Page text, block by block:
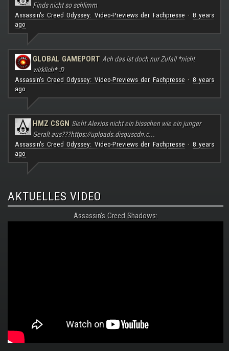
Finds nicht so schlimm
Assassin's Creed Odyssey: Video-Previews der Fachpresse· 8 years
ago
GLOBAL GAMEPORT Ach das ist doch nur Zufall *nicht
wirklich* :D
Assassin's Creed Odyssey: Video-Previews der Fachpresse· 8 years
ago
HMZ CSGN Sieht Alexios nicht ein bisschen wie ein junger
Geralt aus???https://uploads.disquscdn.c...
Assassin's Creed Odyssey: Video-Previews der Fachpresse· 8 years
ago
AKTUELLES VIDEO
Assassin's Creed Shadows: